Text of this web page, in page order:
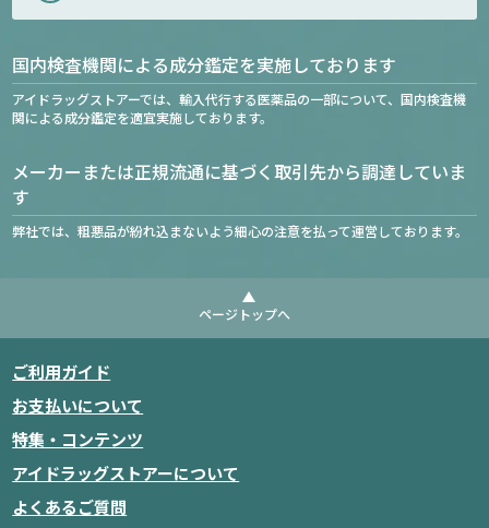
国内検査機関による成分鑑定を実施しております
アイドラッグストアーでは、輸入代行する医薬品の一部について、国内検査機
関による成分鑑定を適宜実施しております。
メーカーまたは正規流通に基づく取引先から調達していま
す
弊社では、粗悪品が紛れ込まないよう細心の注意を払って運営しております。
ページトップへ
ご利用ガイド
お支払いについて
特集・コンテンツ
アイドラッグストアーについて
よくあるご質問